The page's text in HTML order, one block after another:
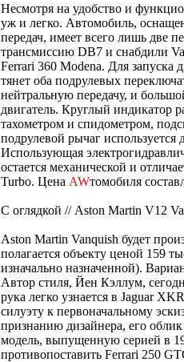
Несмотря на удобство и
уж и легко. Автомобиль,
передач, имеет всего лишь две
трансмиссию DB7 и снабдили
Ferrari 360 Modena. Для запуска
тянет оба подрулевых
нейтральную передачу, и
двигатель. Круглый индикатор
тахометром и спидометром,
подрулевой рычаг
Использующая
остается механической и
Turbo. Цена AWтомобиля
С оглядкой // Aston Martin V12
Aston Martin Vanquish будет
полагается объекту ценой 159
изначально назначенной).
Автор стиля, Йен Кэллум,
рука легко узнается в Jaguar
силуэту к первоначальному
признанию дизайнера, его
модель, выпущенную серией в
противопоставить Ferrari 250